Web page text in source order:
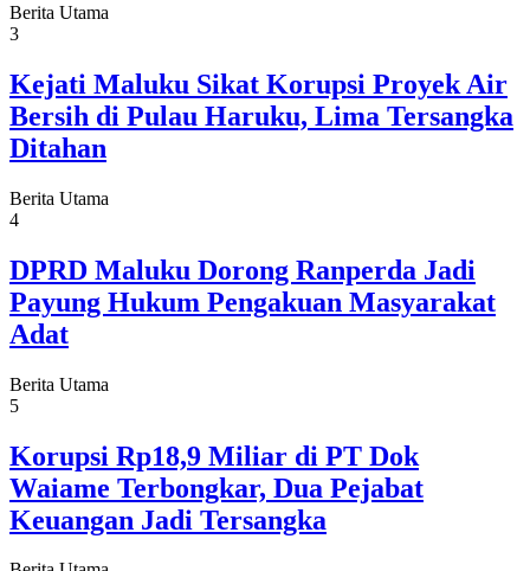
Berita Utama
3
Kejati Maluku Sikat Korupsi Proyek Air
Bersih di Pulau Haruku, Lima Tersangka
Ditahan
Berita Utama
4
DPRD Maluku Dorong Ranperda Jadi
Payung Hukum Pengakuan Masyarakat
Adat
Berita Utama
5
Korupsi Rp18,9 Miliar di PT Dok
Waiame Terbongkar, Dua Pejabat
Keuangan Jadi Tersangka